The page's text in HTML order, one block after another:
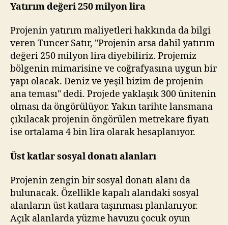
Yatırım değeri 250 milyon lira
Projenin yatırım maliyetleri hakkında da bilgi
veren Tuncer Satır, "Projenin arsa dahil yatırım
değeri 250 milyon lira diyebiliriz. Projemiz
bölgenin mimarisine ve coğrafyasına uygun bir
yapı olacak. Deniz ve yeşil bizim de projenin
ana teması" dedi. Projede yaklaşık 300 ünitenin
olması da öngörülüyor. Yakın tarihte lansmana
çıkılacak projenin öngörülen metrekare fiyatı
ise ortalama 4 bin lira olarak hesaplanıyor.
Üst katlar sosyal donatı alanları
Projenin zengin bir sosyal donatı alanı da
bulunacak. Özellikle kapalı alandaki sosyal
alanların üst katlara taşınması planlanıyor.
Açık alanlarda yüzme havuzu çocuk oyun